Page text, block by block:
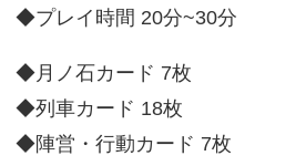
◆プレイ時間 20分~30分
◆月ノ石カード 7枚
◆列車カード 18枚
◆陣営・行動カード 7枚